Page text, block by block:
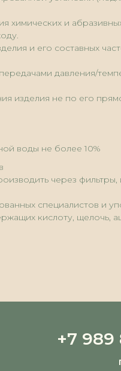
химических и
и его составных
давления/
изделия не по его
воды не более 10%
через
специалистов и
кислоту, щелочь,
+7